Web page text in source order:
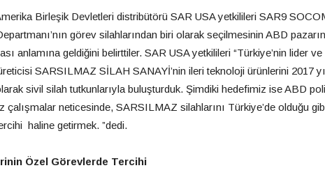
Birleşik Devletleri distribütörü SAR USA yetkilileri SAR9
görev silahlarından biri olarak seçilmesinin ABD
anlamına geldiğini belirttiler. SAR USA yetkilileri “Türkiye’nin lider
SARSILMAZ SİLAH SANAYİ’nin ileri teknoloji ürünlerini 2017
sivil silah tutkunlarıyla buluşturduk. Şimdiki hedefimiz ise ABD
çalışmalar neticesinde, SARSILMAZ silahlarını Türkiye’de olduğu
haline getirmek. ”dedi.
Özel Görevlerde Tercihi